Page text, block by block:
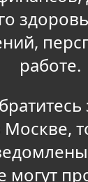
работе.
Москве,
могут